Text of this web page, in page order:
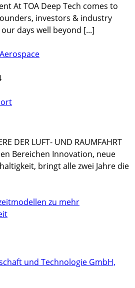
At TOA Deep Tech comes to
investors & industry
days well beyond [...]
DER LUFT- UND RAUMFAHRT
Bereichen Innovation, neue
bringt alle zwei Jahre die
zu mehr
und Technologie GmbH,